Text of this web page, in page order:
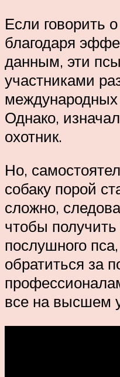
Если говорить
благодаря
данным, эти
участниками
Однако,
охотник.
Но,
собаку порой
сложно,
чтобы получить
послушного
обратиться за
все на высшем